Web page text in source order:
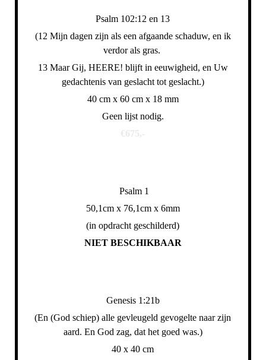
Psalm 102:12 en 13
(12 Mijn dagen zijn als een afgaande schaduw, en ik
verdor als gras.
13 Maar Gij, HEERE! blijft in eeuwigheid, en Uw
gedachtenis van geslacht tot geslacht.)
40 cm x 60 cm x 18 mm
Geen lijst nodig.
Psalm 1
50,1cm x 76,1cm x 6mm
(in opdracht geschilderd)
NIET BESCHIKBAAR
Genesis 1:21b
(En (God schiep) alle gevleugeld gevogelte naar zijn
aard. En God zag, dat het goed was.)
40 x 40 cm